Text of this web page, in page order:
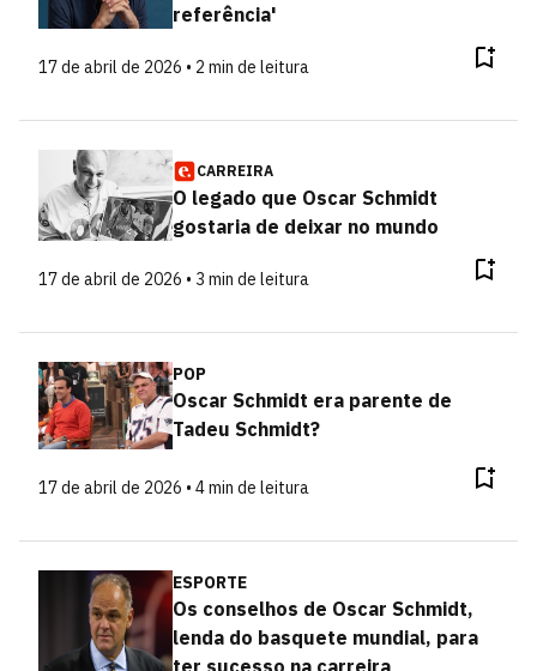
referência'
17 de abril de 2026 • 2 min de leitura
CARREIRA
O legado que Oscar Schmidt
gostaria de deixar no mundo
17 de abril de 2026 • 3 min de leitura
POP
Oscar Schmidt era parente de
Tadeu Schmidt?
17 de abril de 2026 • 4 min de leitura
ESPORTE
Os conselhos de Oscar Schmidt,
lenda do basquete mundial, para
ter sucesso na carreira